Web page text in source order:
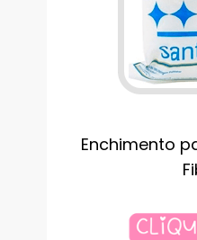
Enchimento